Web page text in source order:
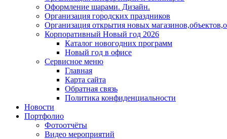
Оформление шарами. Дизайн.
Организация городских праздников
Организация открытия новых
Корпоративный Новый год 2026
Каталог новогодних программ
Новый год в офисе
Сервисное меню
Главная
Карта сайта
Обратная связь
Политика конфиденциальности
Новости
Портфолио
Фотоотчёты
Видео мероприятий